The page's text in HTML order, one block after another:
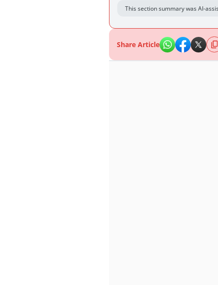
This section summary was AI-
Share Article